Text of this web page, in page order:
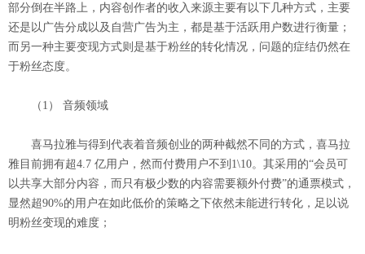
部分倒在半路上，内容创作者的收入来源主要有以下几种方式，主要
还是以广告分成以及自营广告为主，都是基于活跃用户数进行衡量；
而另一种主要变现方式则是基于粉丝的转化情况，问题的症结仍然在
于粉丝态度。
（1） 音频领域
喜马拉雅与得到代表着音频创业的两种截然不同的方式，喜马拉
雅目前拥有超4.7 亿用户，然而付费用户不到1\10。其采用的“会员可
以共享大部分内容，而只有极少数的内容需要额外付费”的通票模式，
显然超90%的用户在如此低价的策略之下依然未能进行转化，足以说
明粉丝变现的难度；